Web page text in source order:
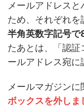
メールアドレス
ため、それぞれ
半角英数字記号で
たあとは、「認証
ールアドレス宛に
メールマガジンに
ボックスを外しま